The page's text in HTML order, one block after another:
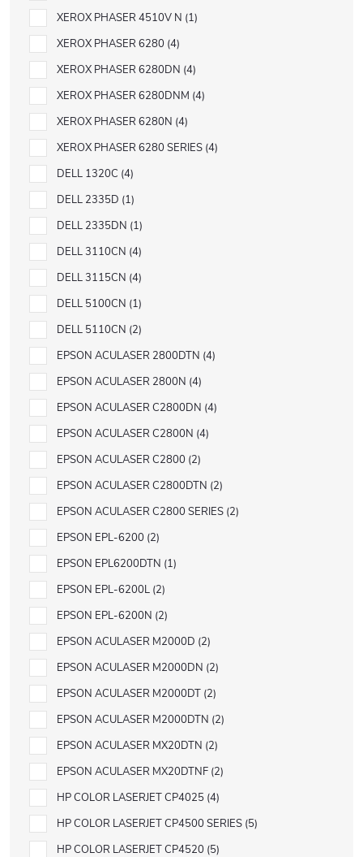
XEROX PHASER 4510V N 1
XEROX PHASER 6280 4
XEROX PHASER 6280DN 4
XEROX PHASER 6280DNM 4
XEROX PHASER 6280N 4
XEROX PHASER 6280 SERIES 4
DELL 1320C 4
DELL 2335D 1
DELL 2335DN 1
DELL 3110CN 4
DELL 3115CN 4
DELL 5100CN 1
DELL 5110CN 2
EPSON ACULASER 2800DTN 4
EPSON ACULASER 2800N 4
EPSON ACULASER C2800DN 4
EPSON ACULASER C2800N 4
EPSON ACULASER C2800 2
EPSON ACULASER C2800DTN 2
EPSON ACULASER C2800 SERIES 2
EPSON EPL-6200 2
EPSON EPL6200DTN 1
EPSON EPL-6200L 2
EPSON EPL-6200N 2
EPSON ACULASER M2000D 2
EPSON ACULASER M2000DN 2
EPSON ACULASER M2000DT 2
EPSON ACULASER M2000DTN 2
EPSON ACULASER MX20DTN 2
EPSON ACULASER MX20DTNF 2
HP COLOR LASERJET CP4025 4
HP COLOR LASERJET CP4500 SERIES 5
HP COLOR LASERJET CP4520 5